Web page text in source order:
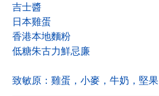
吉士醬
日本雞蛋
香港本地麵粉
低糖朱古力鮮忌廉
致敏原：雞蛋，小麥，牛奶，堅果